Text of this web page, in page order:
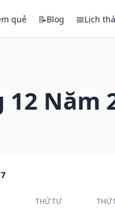
quẻ 📝Blog 📅Lịch
Năm
THỨ TƯ THỨ